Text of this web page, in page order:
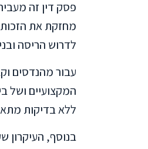
פסק דין זה
מחזקת את הזכות
לדרוש הריסה
עבור מהנדסים
המקצועיים ושל
ללא בדיקות
בנוסף, העיקרון